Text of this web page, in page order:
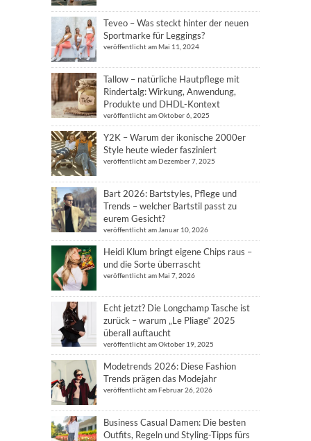
Teveo – Was steckt hinter der neuen
Sportmarke für Leggings?
veröffentlicht am Mai 11, 2024
Tallow – natürliche Hautpflege mit
Rindertalg: Wirkung, Anwendung,
Produkte und DHDL-Kontext
veröffentlicht am Oktober 6, 2025
Y2K – Warum der ikonische 2000er
Style heute wieder fasziniert
veröffentlicht am Dezember 7, 2025
Bart 2026: Bartstyles, Pflege und
Trends – welcher Bartstil passt zu
eurem Gesicht?
veröffentlicht am Januar 10, 2026
Heidi Klum bringt eigene Chips raus –
und die Sorte überrascht
veröffentlicht am Mai 7, 2026
Echt jetzt? Die Longchamp Tasche ist
zurück – warum „Le Pliage“ 2025
überall auftaucht
veröffentlicht am Oktober 19, 2025
Modetrends 2026: Diese Fashion
Trends prägen das Modejahr
veröffentlicht am Februar 26, 2026
Business Casual Damen: Die besten
Outfits, Regeln und Styling-Tipps fürs